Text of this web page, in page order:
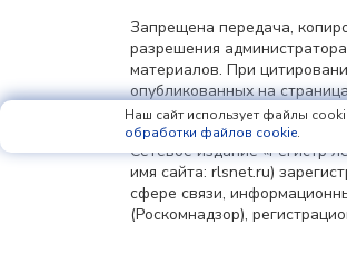
Запрещена передача,
разрешения
материалов. При
опубликованных на
информации обязательна.
Сетевое издание «Регистр
имя сайта: rlsnet.ru)
сфере связи,
(Роскомнадзор),
Наш сайт использует файлы
обработки файлов cookie.